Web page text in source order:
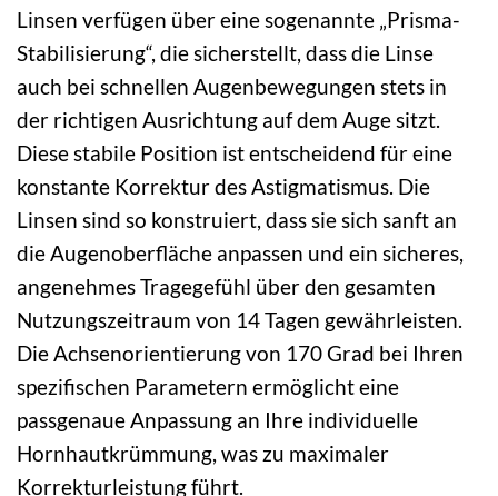
Linsen verfügen über eine sogenannte „Prisma-
Stabilisierung“, die sicherstellt, dass die Linse
auch bei schnellen Augenbewegungen stets in
der richtigen Ausrichtung auf dem Auge sitzt.
Diese stabile Position ist entscheidend für eine
konstante Korrektur des Astigmatismus. Die
Linsen sind so konstruiert, dass sie sich sanft an
die Augenoberfläche anpassen und ein sicheres,
angenehmes Tragegefühl über den gesamten
Nutzungszeitraum von 14 Tagen gewährleisten.
Die Achsenorientierung von 170 Grad bei Ihren
spezifischen Parametern ermöglicht eine
passgenaue Anpassung an Ihre individuelle
Hornhautkrümmung, was zu maximaler
Korrekturleistung führt.